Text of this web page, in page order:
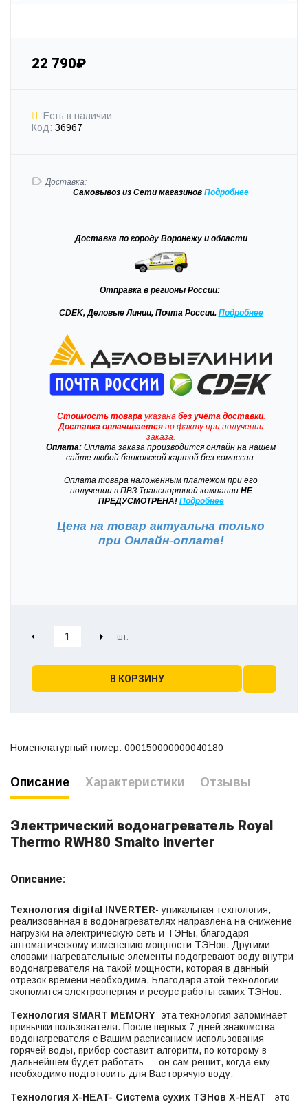
22 790₽
Есть в наличии
Код: 36967
Доставка:
Самовывоз из Сети магазинов Подробнее
Доставка по городу Воронежу и области
Отправка в регионы России:
CDEK, Деловые Линии, Почта России. Подробнее
Стоимость товарауказана без учёта доставки.
Доставкаоплачиваетсяпо факту при получении
заказа.
Оплата: Оплата заказа производится онлайн на нашем
сайте любой банковской картой без комиссии.
Оплата товара наложенным платежом при его
получении в ПВЗ Транспортной компанииНЕ
ПРЕДУСМОТРЕНА! Подробнее
Цена на товар актуальна только
при Онлайн-оплате!
В КОРЗИНУ
Номенклатурный номер: 000150000000040180
Описание Характеристики Отзывы
Электрический водонагреватель Royal
Thermo RWH80 Smalto inverter
Описание:
Технология digital INVERTER- уникальная технология,
реализованная в водонагревателях направлена на снижение
нагрузки на электрическую сеть и ТЭНы, благодаря
автоматическому изменению мощности ТЭНов. Другими
словами нагревательные элементы подогревают воду внутри
водонагревателя на такой мощности, которая в данный
отрезок времени необходима. Благодаря этой технологии
экономится электроэнергия и ресурс работы самих ТЭНов.
Технология SMART MEMORY- эта технология запоминает
привычки пользователя. После первых 7 дней знакомства
водонагревателя с Вашим расписанием использования
горячей воды, прибор составит алгоритм, по которому в
дальнейшем будет работать — он сам решит, когда ему
необходимо подготовить для Вас горячую воду.
Технология X-HEAT- Система сухих ТЭНов X-HEAT - это